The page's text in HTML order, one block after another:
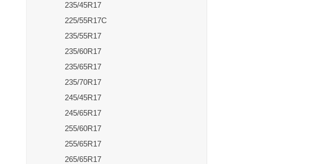
235/45R17
225/55R17C
235/55R17
235/60R17
235/65R17
235/70R17
245/45R17
245/65R17
255/60R17
255/65R17
265/65R17